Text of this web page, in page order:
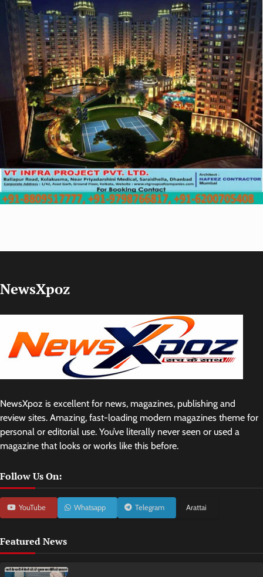
NewsXpoz
NewsXpoz is excellent for news, magazines, publishing and
review sites. Amazing, fast-loading modern magazines theme for
personal or editorial use. You’ve literally never seen or used a
magazine that looks or works like this before.
Follow Us On:
YouTube Whatsapp Telegram Arattai
Featured News